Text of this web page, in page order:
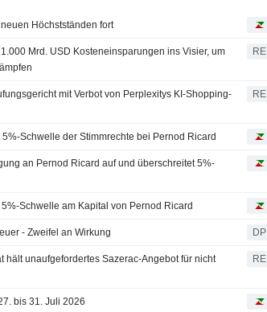
Höchstständen fort
Mrd. USD Kosteneinsparungen ins Visier, um
RE
mit Verbot von Perplexitys KI-Shopping-
RE
Schwelle der Stimmrechte bei Pernod Ricard
an Pernod Ricard auf und überschreitet 5%-
Schwelle am Kapital von Pernod Ricard
- Zweifel an Wirkung DP
hält unaufgefordertes Sazerac-Angebot für nicht
RE
bis 31. Juli 2026